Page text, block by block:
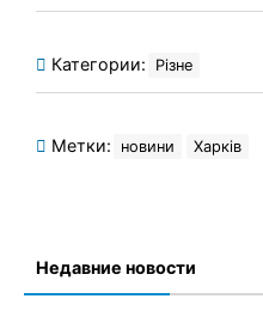
Категории: Різне
Метки: новини Харків
Недавние новости